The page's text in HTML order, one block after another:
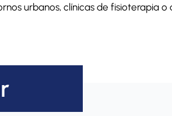
urbanos, clínicas de fisioterapia